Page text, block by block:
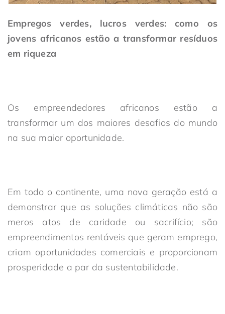
Empregos verdes, lucros verdes: como os
jovens africanos estão a transformar resíduos
em riqueza
Os empreendedores africanos estão a
transformar um dos maiores desafios do mundo
na sua maior oportunidade.
Em todo o continente, uma nova geração está a
demonstrar que as soluções climáticas não são
meros atos de caridade ou sacrifício; são
empreendimentos rentáveis que geram emprego,
criam oportunidades comerciais e proporcionam
prosperidade a par da sustentabilidade.